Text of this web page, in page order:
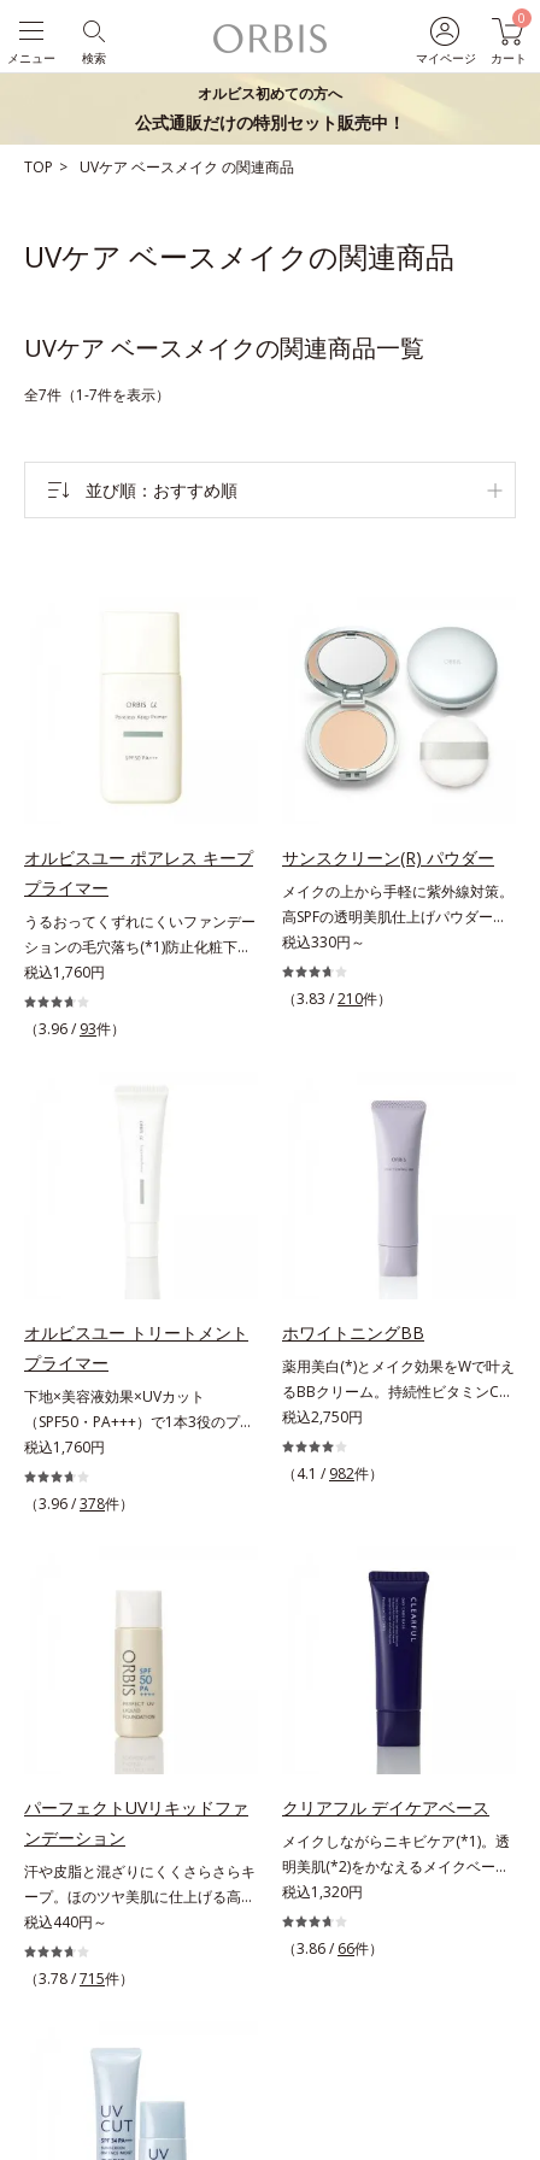
マイページ
0
カート
検索
メニュー
オルビス初めての方へ
公式通販だけの特別セット販売中！
TOP UVケア ベースメイク の関連商品
UVケア ベースメイクの関連商品
UVケア ベースメイクの関連商品一覧
全7件（1-7件を表示）
並び順 おすすめ順
オルビスユー ポアレス キープ
プライマー
うるおってくずれにくいファンデー
ションの毛穴落ち(*1)防止化粧下
地。ファンデーションの毛穴落ち
(*1)防止化粧下地です。毛穴
1/10000サイズのマイクロカバー成
ファンデが毛穴に落ちる隙をつくら
ず、メイクのりがUPします。水分
と皮脂のバランスを整え、乾燥＆ベ
タつきレスに。さらに毛穴周りの肌
にうるおいを与え、キュッと引き締
毛穴落ちを防ぎ、キレイが長持ちし
ます。軽やかにのびるリキッドが肌
にほわっとべールをかけて、肌キメ
がふっくら整うかのよう(*3)。つっ
ぱらないここちよい密着感で、さま
ざまなタイプのファンデと併用でき
ます。毛穴が気になる箇所への部分
使いもOK。*1 ファンデーションが
くずれて毛穴に落ちること*2 酸化
税込1,760円
（3.96 / 93件）
サンスクリーン(R) パウダー
メイクの上から手軽に紫外線対策。
高SPFの透明美肌仕上げパウダー。
メイクの上から手を汚さずに紫外線
対策ができるUVカットパウダーで
す。“素肌のようななめらかな軽
が同時にできるお役立ちアイテムで
す。毛穴や色ムラをカバーしながら
も、素肌のような透明美肌を叶える
(*2)が凹凸を埋めて、肌に薄いヴェ
ールをかけるようにカバー。さらに
肌のようなナチュラルなツヤ感を演
出します。また、皮脂を吸着する
「あぶらとりパウダー(*3)」を配合
し、くずれ＆テカリを防いでサラサ
ラ肌が長時間続きます。パウダータ
イプながら、SPF50+・PA++++。パ
ウダーならではの軽いつけごこち
ャーにも大活躍してくれます。*1
シリカ、セルロース、窒化ホウ素配
合＝セミマット肌を叶える球状と板
状の粉体*2 シリカ6種類、セルロー
ス*3 シリカ配合＝皮脂を吸着する
税込330円～
（3.83 /210件）
オルビスユー トリートメント
プライマー
下地×美容液効果×UVカット
（SPF50・PA+++）で1本3役のプラ
イマー。凹凸をつるんとなめらかに
(*1)整え、化粧ノリUPの高機能化粧
下地。“塗るたび高まる、素肌の美
凸をつるんとなめらかに(*1)。スキ
ンケア発想の化粧下地です。保湿成
分が肌全層(*2)に働きかけて、肌の
うるおいをグンとアップ＆リッチな
クリームのようにぴたっと密着。乾
し、つるんとしたハリ肌に仕上げま
す。むやみに隠すのではなくふわり
アのW効果で軽やかな美肌を印象づ
けます。紫外線吸収剤フリーなのに
高SPF値、さらにスキンプロテクト
複合成分(*3)が、ブルーライト、紫
外線、大気中の微粒子汚れなどの外
的ダメージから肌表面をガードしま
でも、ただ隠すだけでなく、乾きや
すい肌にうるおいを届けながら、光
拡散効果で乾燥小ジワや毛穴もカバ
ーします。【ラスティング効果】皮
脂選択テカリ防止成分(*5)テカリの
税込1,760円
（3.96 /378件）
ホワイトニングBB
薬用美白(*)とメイク効果をWで叶え
るBBクリーム。持続性ビタミンC誘
導体で美白しながらくすみのない軽
やか美肌を長時間キープ。メイクし
ながら日中美白(*)効果も発揮する、
白美容液に色をつける”製法で生ま
れたBBだから、塗るだけで日中も
美白効果を発揮。さらに肌のくすみ
をパッと飛ばし、皮脂テカを防ぎな
がら明るい肌を長時間キープしま
け止め・化粧下地・ファンデ―ショ
ン・コンシーラー・パウダーを兼ね
る1本6役。時短メイクが叶います。
* メラニンの生成を抑え、シミ・ソ
バカスを防ぐ
税込2,750円
（4.1 / 982件）
パーフェクトUVリキッドファ
ンデーション
汗や皮脂と混ざりにくくさらさらキ
ープ。ほのツヤ美肌に仕上げる高
SPFファンデ。SPF50・PA++++で紫
外線を強力カットしながら、さらさ
ら美肌が10時間(*)続くリキッドフ
で、時間が経ってもくすみにくく、
くずれにくく、軽やかにピタッとフ
ィット。まるでつけたてのような美
肌をキープします。またドーナツ型
の粉体を採用したことで、より多く
税込440円～
（3.78 /715件）
クリアフル デイケアベース
メイクしながらニキビケア(*1)。透
明美肌(*2)をかなえるメイクベー
ス。ニキビがあると、メイクはニキ
ビに良くないのではないかと心配に
なりがち。しかし何も塗らないと、
税込1,320円
（3.86 / 66件）